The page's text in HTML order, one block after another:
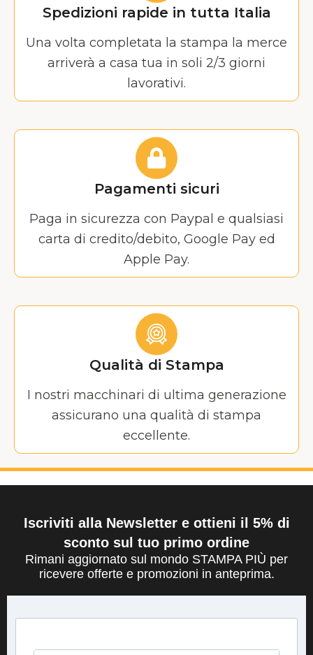
Spedizioni rapide in tutta Italia
Una volta completata la stampa la merce
arriverà a casa tua in soli 2/3 giorni
lavorativi.
Pagamenti sicuri
Paga in sicurezza con Paypal e qualsiasi
carta di credito/debito, Google Pay ed
Apple Pay.
Qualità di Stampa
I nostri macchinari di ultima generazione
assicurano una qualità di stampa
eccellente.
Iscriviti alla Newsletter e ottieni il 5% di
sconto sul tuo primo ordine
Rimani aggiornato sul mondo STAMPA PIÙ per
ricevere offerte e promozioni in anteprima.